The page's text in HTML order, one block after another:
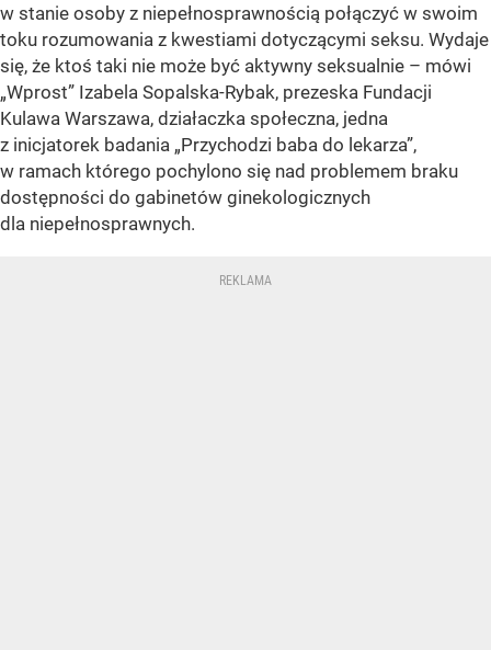
w stanie osoby z niepełnosprawnością połączyć w swoim
toku rozumowania z kwestiami dotyczącymi seksu. Wydaje
się, że ktoś taki nie może być aktywny seksualnie – mówi
„Wprost” Izabela Sopalska-Rybak, prezeska Fundacji
Kulawa Warszawa, działaczka społeczna, jedna
z inicjatorek badania „Przychodzi baba do lekarza”,
w ramach którego pochylono się nad problemem braku
dostępności do gabinetów ginekologicznych
dla niepełnosprawnych.